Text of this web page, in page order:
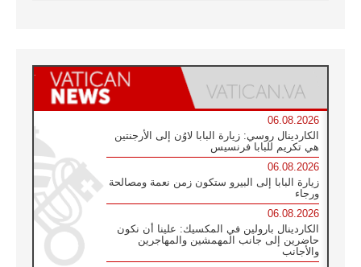
06.08.2026
الكاردينال روسي: زيارة البابا لاوُن إلى الأرجنتين
هي تكريم للبابا فرنسيس
06.08.2026
زيارة البابا إلى البيرو ستكون زمن نعمة ومصالحة
ورجاء
06.08.2026
الكاردينال بارولين في المكسيك: علينا أن نكون
حاضرين إلى جانب المهمشين والمهاجرين
والأجانب